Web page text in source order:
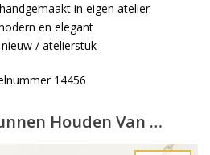
handgemaakt in eigen atelier
en elegant
nieuw / atelierstuk
14456
Houden Van …